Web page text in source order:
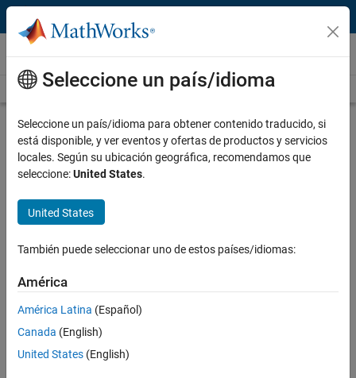
Saltar al contenido
Vídeos
Videos Home Search
Play
Description
a Low-Code App
From the series: Deep Neural Networks
Published: 3 Nov 2025
Full Transcript
Seleccione un país/idioma
Seleccione un país/idioma para obtener contenido traducido, si
está disponible, y ver eventos y ofertas de productos y servicios
locales. Según su ubicación geográfica, recomendamos que
seleccione:United States.
United States
También puede seleccionar uno de estos países/idiomas:
América
América Latina (Español)
Canada (English)
United States (English)